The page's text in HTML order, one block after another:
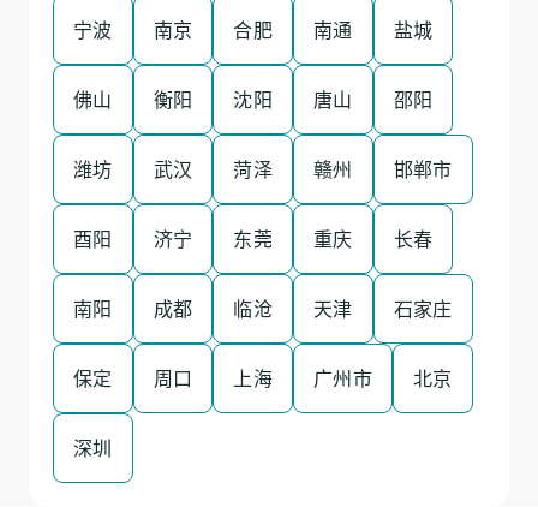
宁波 南京 合肥 南通 盐城
佛山 衡阳 沈阳 唐山 邵阳
潍坊 武汉 菏泽 赣州 邯郸市
酉阳 济宁 东莞 重庆 长春
南阳 成都 临沧 天津 石家庄
保定 周口 上海 广州市 北京
深圳